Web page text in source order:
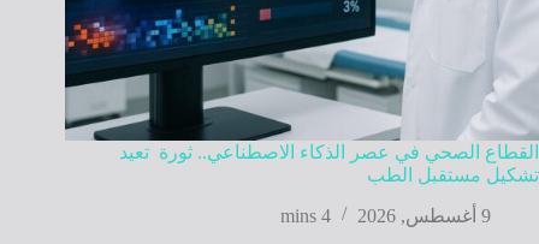
القطاع الصحي في عصر الذكاء الاصطناعي.. ثورة تعيد
تشكيل مستقبل الطب
9 أغسطس, 2026
4 mins